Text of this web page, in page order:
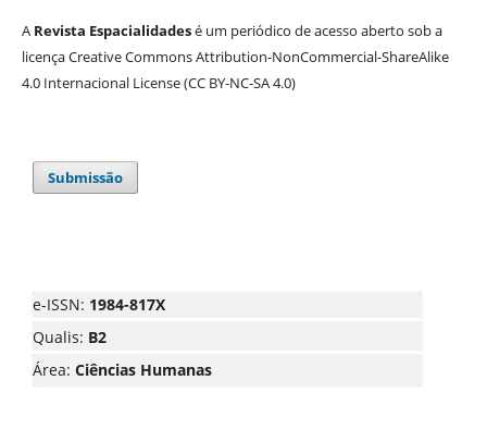
A Revista Espacialidadesé um periódico de acesso aberto sob a
licença Creative Commons Attribution-NonCommercial-ShareAlike
4.0 Internacional License (CC BY-NC-SA 4.0)
Submissão
e-ISSN: 1984-817X
Qualis: B2
Área: Ciências Humanas